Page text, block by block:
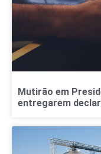
Mutirão em
entregarem